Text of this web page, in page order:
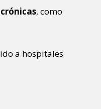
, como
a hospitales